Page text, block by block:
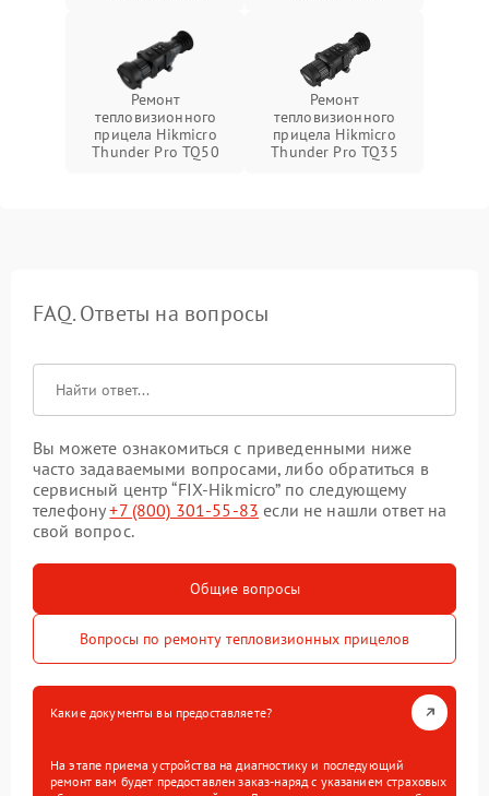
Ремонт
тепловизионного
прицела Hikmicro
Thunder Pro TQ50
Ремонт
тепловизионного
прицела Hikmicro
Thunder Pro TQ35
FAQ. Ответы на вопросы
Вы можете ознакомиться с приведенными ниже
часто задаваемыми вопросами, либо обратиться в
сервисный центр “FIX-Hikmicro” по следующему
телефону+7 (800) 301-55-83 если не нашли ответ на
свой вопрос.
Общие вопросы
Вопросы по ремонту тепловизионных прицелов
Какие документы вы предоставляете?
На этапе приема устройства на диагностику и последующий
ремонт вам будет предоставлен заказ-наряд с указанием страховых